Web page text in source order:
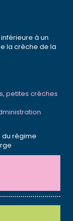
à un
la crèche de la
petites crèches
du régime